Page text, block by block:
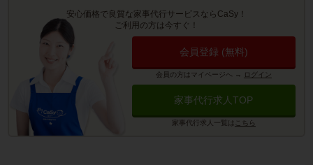
安心価格で良質な家事代行サービスならCaSy！
ご利用の方は今すぐ！
会員登録 (無料)
会員の方はマイページへ → ログイン
家事代行求人TOP
家事代行求人一覧は こちら